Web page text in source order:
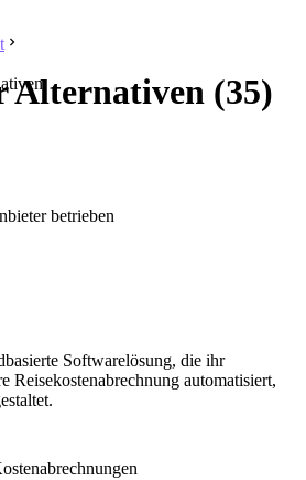
Alternativen (35)
betrieben
Softwarelösung, die ihr
Reisekostenabrechnung automatisiert,